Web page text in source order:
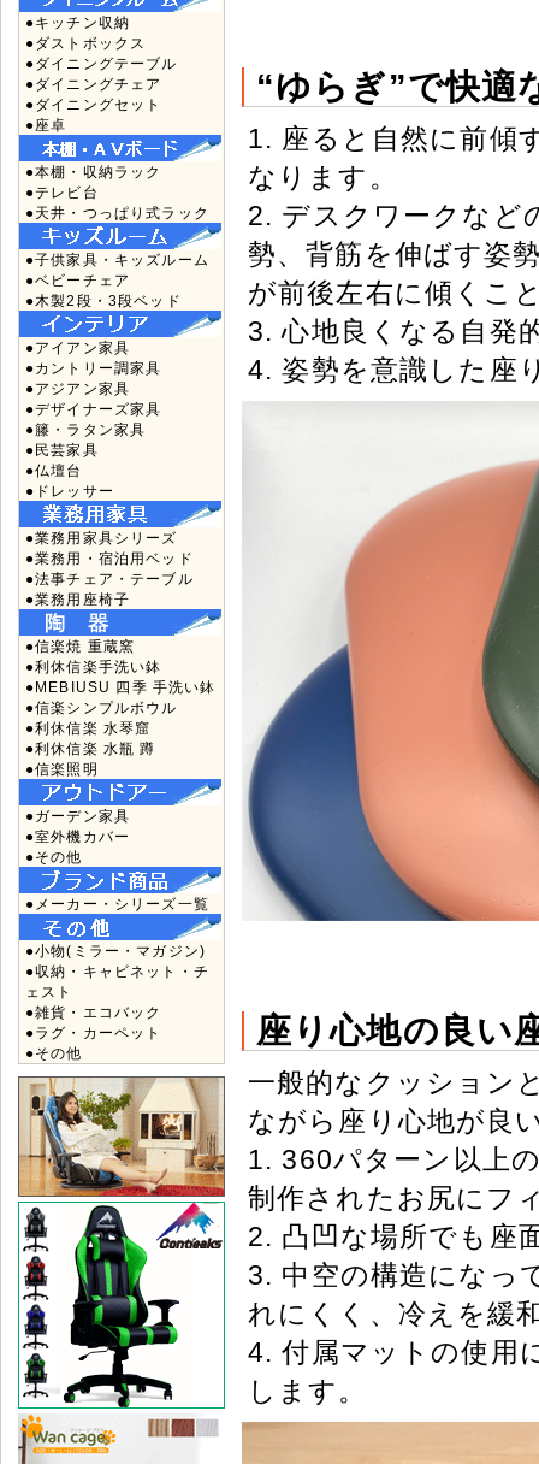
●キッチン収納
●ダストボックス
●ダイニングテーブル
●ダイニングチェア
●ダイニングセット
●座卓
●本棚・収納ラック
●テレビ台
●天井・つっぱり式ラック
●子供家具・キッズルーム
●ベビーチェア
●木製2段・3段ベッド
●アイアン家具
●カントリー調家具
●アジアン家具
●デザイナーズ家具
●籐・ラタン家具
●民芸家具
●仏壇台
●ドレッサー
●業務用家具シリーズ
●業務用・宿泊用ベッド
●法事チェア・テーブル
●業務用座椅子
●信楽焼 重蔵窯
●利休信楽手洗い鉢
●MEBIUSU 四季 手洗い鉢
●信楽シンプルボウル
●利休信楽 水琴窟
●利休信楽 水瓶 蹲
●信楽照明
●ガーデン家具
●室外機カバー
●その他
●メーカー・シリーズ一覧
●小物(ミラー・マガジン)
●収納・キャビネット・チ
ェスト
●雑貨・エコバック
●ラグ・カーペット
●その他
“ゆらぎ”で快適
1. 座ると自然に前傾
なります。
2. デスクワークなど
勢、背筋を伸ばす姿
が前後左右に傾くこ
3. 心地良くなる自発
4. 姿勢を意識した座
座り心地の良
一般的なクッション
ながら座り心地が良
1. 360パターン以上
制作されたお尻にフ
2. 凸凹な場所でも座
3. 中空の構造になっ
れにくく、冷えを緩
4. 付属マットの使用
します。